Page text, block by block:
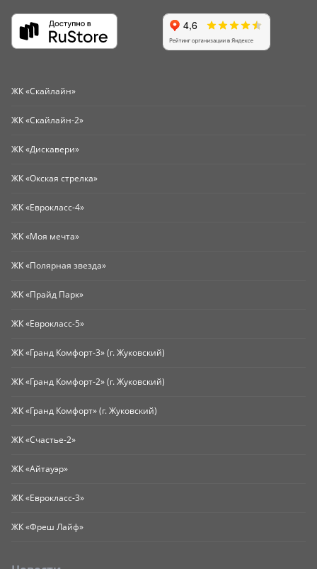
ЖК «Скайлайн»
ЖК «Скайлайн-2»
ЖК «Дискавери»
ЖК «Окская стрелка»
ЖК «Еврокласс-4»
ЖК «Моя мечта»
ЖК «Полярная звезда»
ЖК «Прайд Парк»
ЖК «Еврокласс-5»
ЖК «Гранд Комфорт-3» (г. Жуковский)
ЖК «Гранд Комфорт-2» (г. Жуковский)
ЖК «Гранд Комфорт» (г. Жуковский)
ЖК «Счастье-2»
ЖК «Айтауэр»
ЖК «Еврокласс-3»
ЖК «Фреш Лайф»